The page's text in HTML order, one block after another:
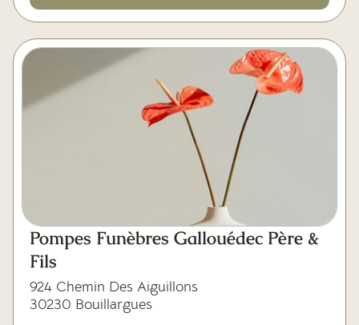
Pompes Funèbres Gallouédec Père &
Fils
924 Chemin Des Aiguillons
30230 Bouillargues